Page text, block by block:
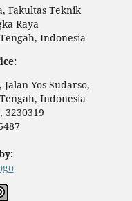
Fakultas Teknik
Raya
Indonesia
Yos Sudarso,
Indonesia
3230319